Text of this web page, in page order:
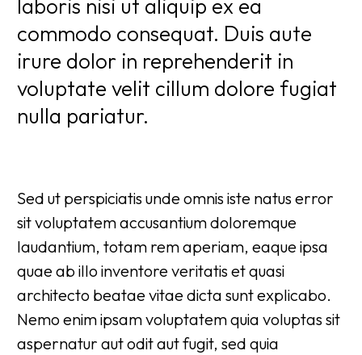
laboris nisi ut aliquip ex ea
commodo consequat. Duis aute
irure dolor in reprehenderit in
voluptate velit cillum dolore fugiat
nulla pariatur.
Sed ut perspiciatis unde omnis iste natus error
sit voluptatem accusantium doloremque
laudantium, totam rem aperiam, eaque ipsa
quae ab illo inventore veritatis et quasi
architecto beatae vitae dicta sunt explicabo.
Nemo enim ipsam voluptatem quia voluptas sit
aspernatur aut odit aut fugit, sed quia